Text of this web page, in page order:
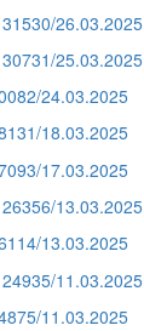
26.03.2025
25.03.2025
24.03.2025
18.03.2025
17.03.2025
13.03.2025
13.03.2025
11.03.2025
11.03.2025